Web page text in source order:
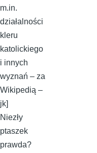
m.in.
działalności
kleru
katolickiego
i innych
wyznań – za
Wikipedią –
jk]
Niezły
ptaszek
prawda?